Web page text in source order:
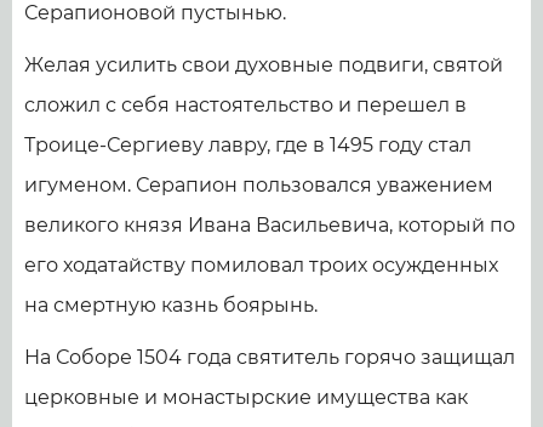
Серапионовой пустынью.
Желая усилить свои духовные подвиги, святой
сложил с себя настоятельство и перешел в
Троице-Сергиеву лавру, где в 1495 году стал
игуменом. Серапион пользовался уважением
великого князя Ивана Васильевича, который по
его ходатайству помиловал троих осужденных
на смертную казнь боярынь.
На Соборе 1504 года святитель горячо защищал
церковные и монастырские имущества как